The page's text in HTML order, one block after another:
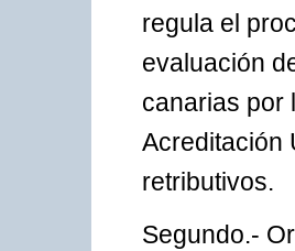
regula el
evaluación
canarias por
Acreditación
retributivos.
Segundo.-